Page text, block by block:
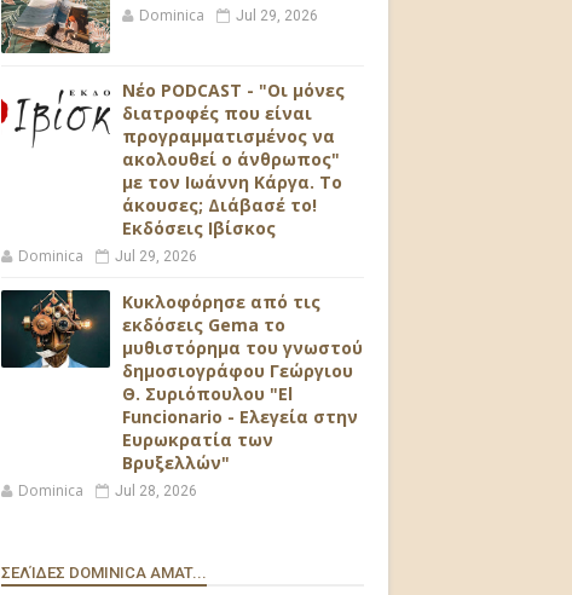
Dominica Jul 29, 2026
Νέο PODCAST - "Οι μόνες
διατροφές που είναι
προγραμματισμένος να
ακολουθεί ο άνθρωπος"
με τον Ιωάννη Κάργα. Το
άκουσες; Διάβασέ το!
Εκδόσεις Ιβίσκος
Dominica Jul 29, 2026
Κυκλοφόρησε από τις
εκδόσεις Gema το
μυθιστόρημα του γνωστού
δημοσιογράφου Γεώργιου
Θ. Συριόπουλου "El
Funcionario - Ελεγεία στην
Ευρωκρατία των
Βρυξελλών"
Dominica Jul 28, 2026
ΣΕΛΊΔΕΣ DOMINICA AMAT...